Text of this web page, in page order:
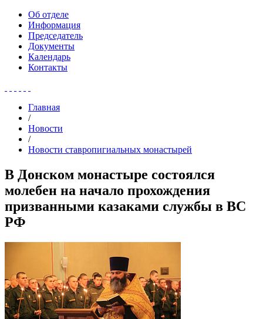
Об отделе
Информация
Председатель
Документы
Календарь
Контакты
Главная
/
Новости
/
Новости ставропигиальных монастырей
В Донском монастыре состоялся
молебен на начало прохождения
призванными казаками службы в ВС
РФ